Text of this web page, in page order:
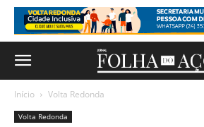
Início Volta Redonda
Volta Redonda